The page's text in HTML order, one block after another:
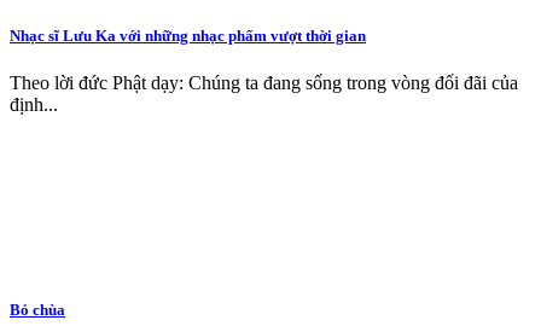
Nhạc sĩ Lưu Ka với những nhạc phẩm vượt thời gian
Theo lời đức Phật dạy: Chúng ta đang sống trong vòng đối đãi của
định...
Bỏ chùa